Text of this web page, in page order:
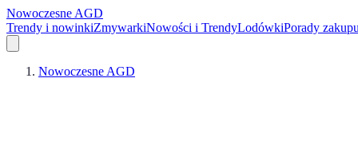
Nowoczesne AGD
Trendy i nowinkiZmywarkiNowości i TrendyLodówkiPorady
Nowoczesne AGD